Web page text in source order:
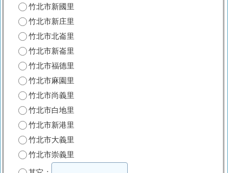
竹北市新國里
竹北市新庄里
竹北市北崙里
竹北市新崙里
竹北市福德里
竹北市麻園里
竹北市尚義里
竹北市白地里
竹北市新港里
竹北市大義里
竹北市崇義里